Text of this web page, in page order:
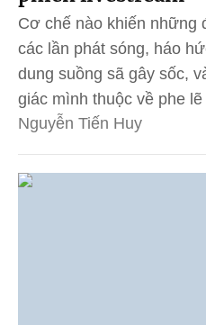
Cơ chế nào khiến những
các lần phát sóng, háo
dung suồng sã gây sốc,
giác mình thuộc về phe lẽ
Nguyễn Tiến Huy